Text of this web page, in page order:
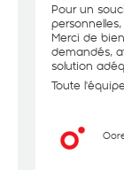
Pour un
Merci de
demandés,
solution
Toute